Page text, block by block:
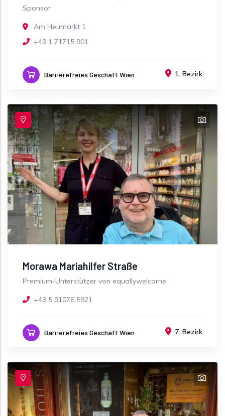
Sponsor
Am Heumarkt 1
+43 1 71715 901
Barrierefreies Geschäft Wien 1. Bezirk
Morawa Mariahilfer Straße
Premium-Unterstützer von equallywelcome
+43 5 91076 5921
Barrierefreies Geschäft Wien 7. Bezirk